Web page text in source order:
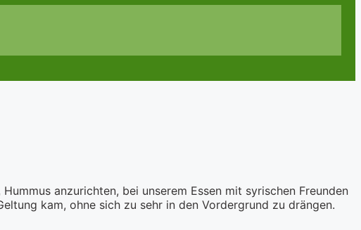
anzurichten, bei unserem Essen mit syrischen Freunden
kam, ohne sich zu sehr in den Vordergrund zu drängen.